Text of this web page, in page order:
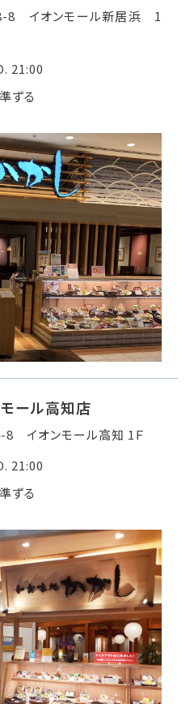
8 イオンモール新居浜 1
21:00
ずる
ール高知店
イオンモール高知 1Ｆ
21:00
ずる